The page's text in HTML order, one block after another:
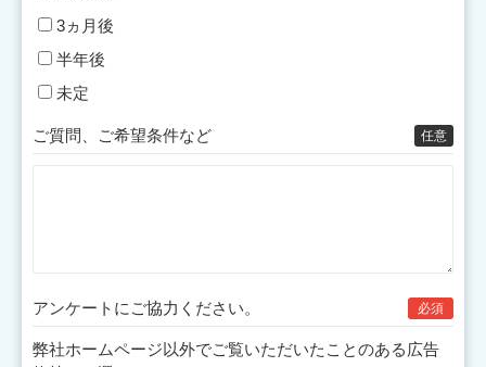
3ヵ月後
半年後
未定
ご質問、ご希望条件など 任意
アンケートにご協力 ください。 必須
弊社ホームページ以外でご覧いただいたことのある広告